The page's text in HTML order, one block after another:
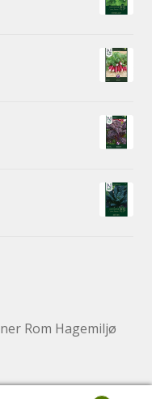
Rom Hagemiljø